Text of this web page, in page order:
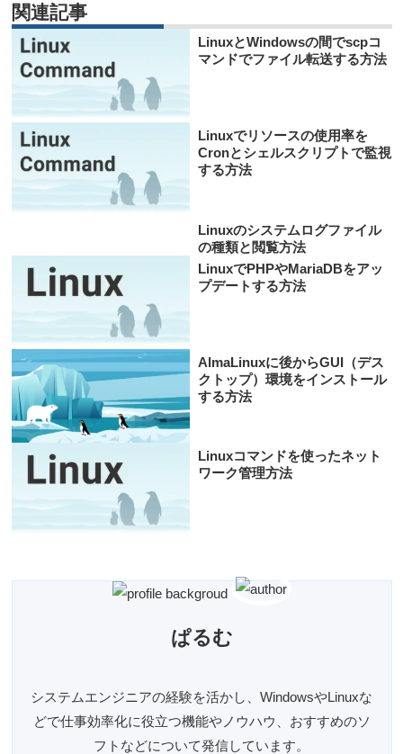
関連記事
LinuxとWindowsの間でscpコ
マンドでファイル転送する方法
Linuxでリソースの使用率を
Cronとシェルスクリプトで監視
する方法
Linuxのシステムログファイル
の種類と閲覧方法
LinuxでPHPやMariaDBをアッ
プデートする方法
AlmaLinuxに後からGUI（デス
クトップ）環境をインストール
する方法
Linuxコマンドを使ったネット
ワーク管理方法
ぱるむ
システムエンジニアの経験を活かし、WindowsやLinuxな
どで仕事効率化に役立つ機能やノウハウ、おすすめのソ
フトなどについて発信しています。